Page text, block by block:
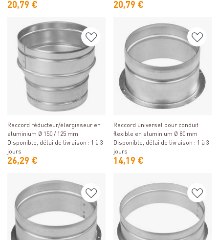
20,79 € 20,79 €
Raccord réducteur/élargisseur en
aluminium Ø 150 / 125 mm
Disponible, délai de livraison : 1 à 3
jours
26,29 €
Détails
Raccord universel pour conduit
flexible en aluminium Ø 80 mm
Disponible, délai de livraison : 1 à 3
jours
14,19 €